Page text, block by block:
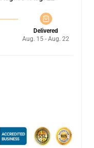
Delivered
Aug. 15 - Aug. 22